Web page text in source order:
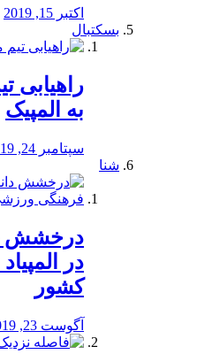
اکتبر 15, 2019
بسکتبال
راهیابی
به المپیک
سپتامبر 24, 2019
شنا
درخشش
در
کشور
آگوست 23, 2019